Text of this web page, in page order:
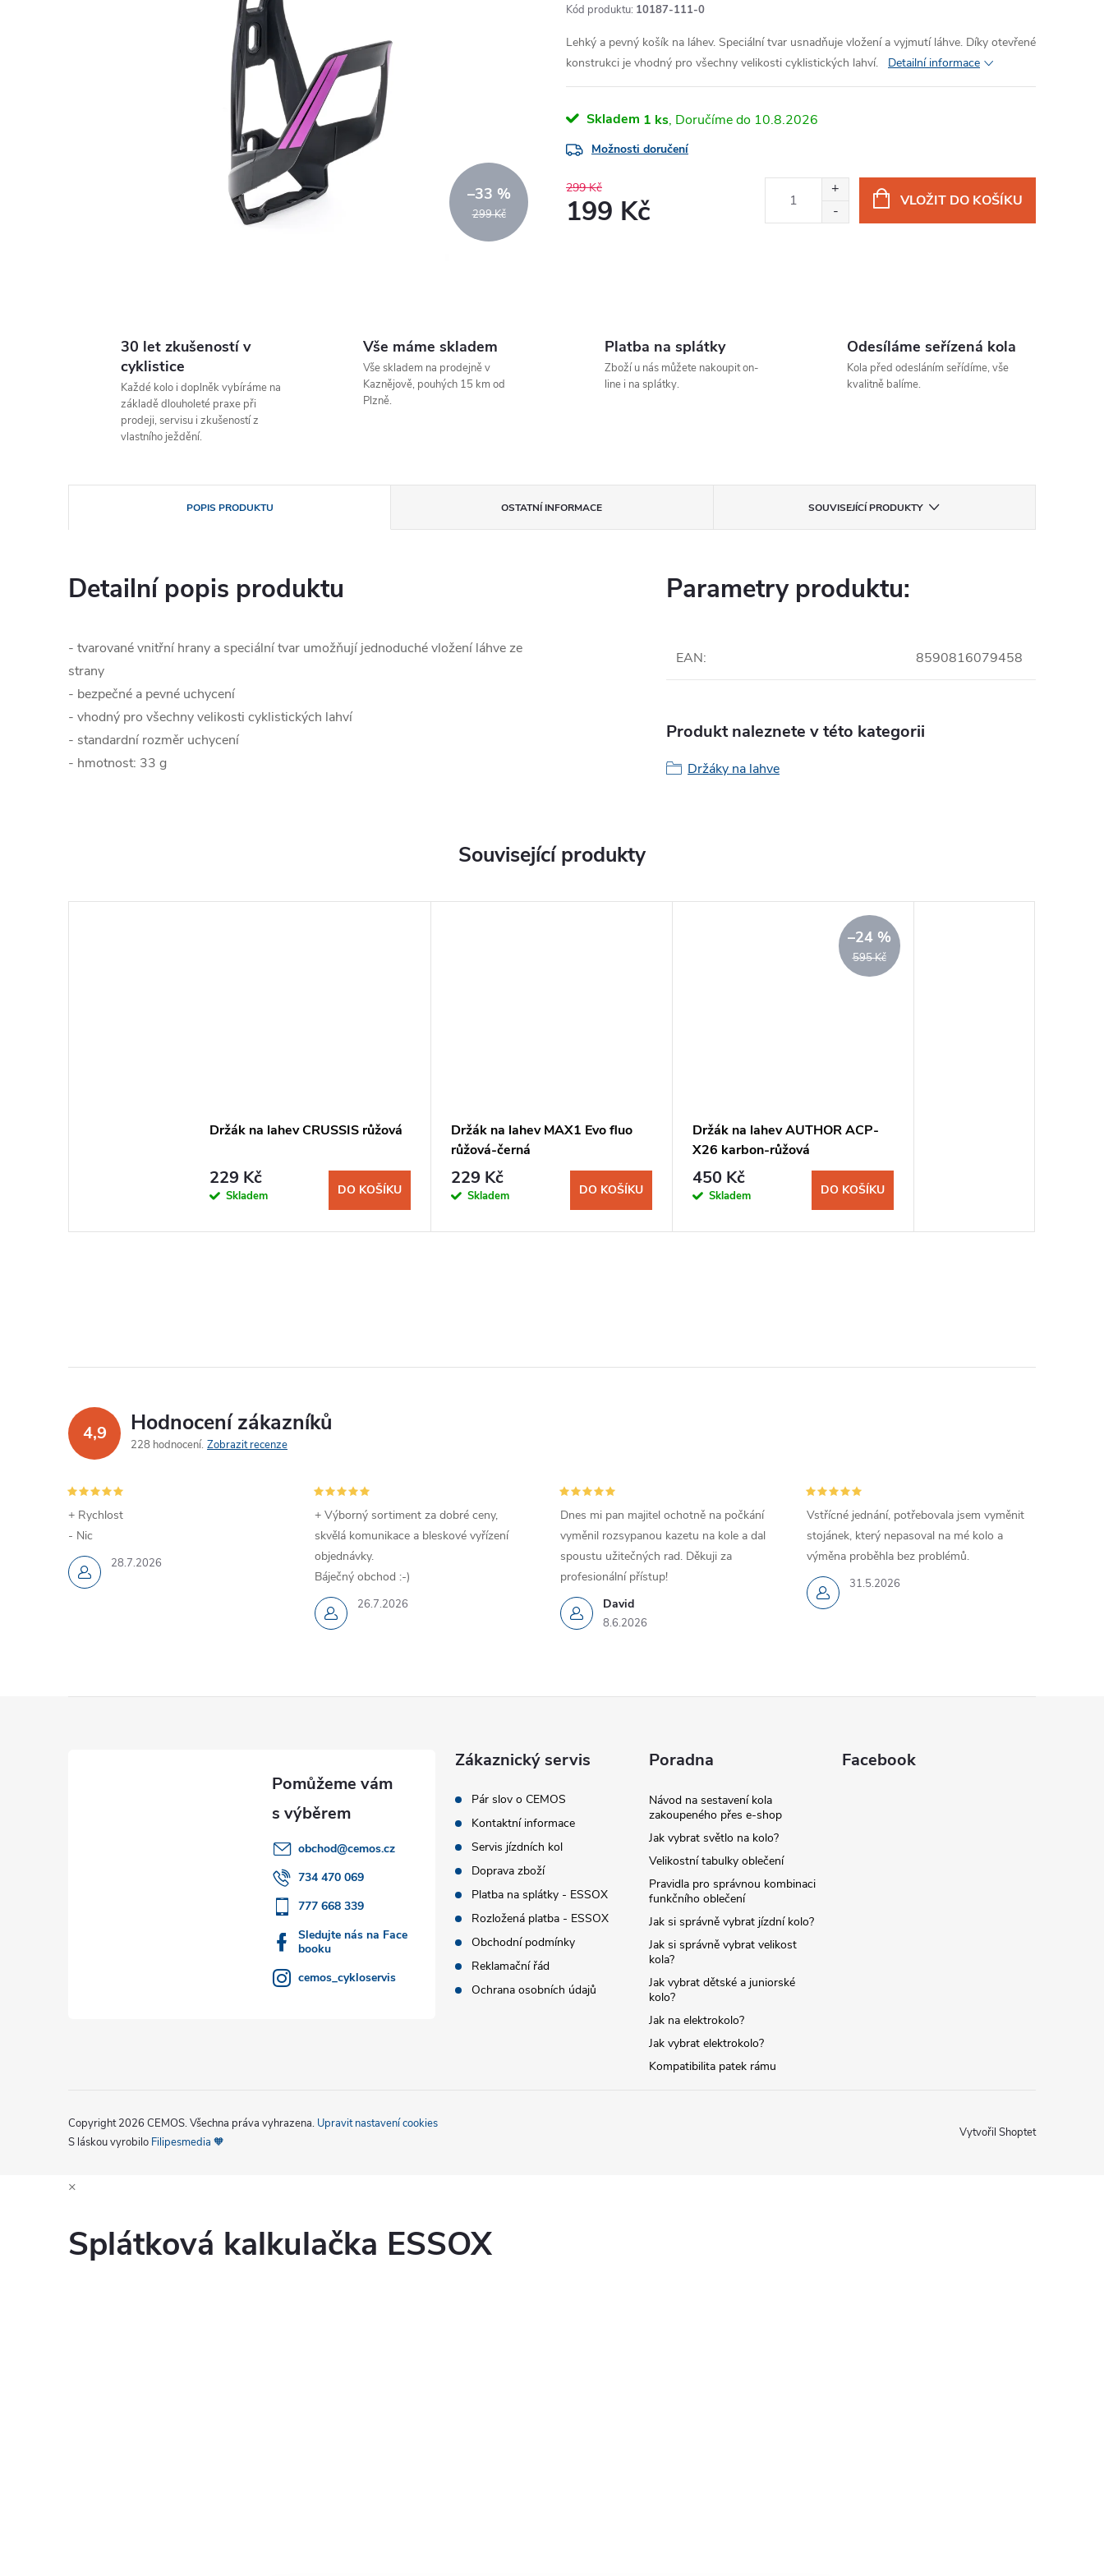
299 Kč
–33 %
Kód produktu: 10187-111-0
Lehký a pevný košík na láhev. Speciální tvar usnadňuje vložení a vyjmutí láhve. Díky otevřené
konstrukci je vhodný pro všechny velikosti cyklistických lahví.
Detailní informace
Skladem 1 ks 10.8.2026
Možnosti doručení
299 Kč
199 Kč VLOŽIT DO KOŠÍKU
30 let zkušeností v
cyklistice
Každé kolo i doplněk vybíráme na
základě dlouholeté praxe při
prodeji, servisu i zkušeností z
vlastního ježdění.
Vše máme skladem
Vše skladem na prodejně v
Kaznějově, pouhých 15 km od
Plzně.
Platba na splátky
Zboží u nás můžete nakoupit on-
line i na splátky.
Odesíláme seřízená kola
Kola před odesláním seřídíme, vše
kvalitně balíme.
POPIS PRODUKTU OSTATNÍ INFORMACE SOUVISEJÍCÍ PRODUKTY
Detailní popis produktu
- tvarované vnitřní hrany a speciální tvar umožňují jednoduché vložení láhve ze
strany
- bezpečné a pevné uchycení
- vhodný pro všechny velikosti cyklistických lahví
- standardní rozměr uchycení
- hmotnost: 33 g
Parametry produktu:
EAN: 8590816079458
Produkt naleznete v této kategorii
Držáky na lahve
Související produkty
Držák na lahev CRUSSIS růžová
229 Kč
Skladem DO KOŠÍKU
Držák na lahev MAX1 Evo fluo
růžová-černá
229 Kč
Skladem DO KOŠÍKU
595 Kč
–24 %
Držák na lahev AUTHOR ACP-
X26 karbon-růžová
450 Kč
Skladem DO KOŠÍKU
4,9 Hodnocení zákazníků
228 hodnocení Zobrazit recenze
28.7.2026
+ Rychlost
- Nic
26.7.2026
+ Výborný sortiment za dobré ceny,
skvělá komunikace a bleskové vyřízení
objednávky.
Báječný obchod :-)
David
8.6.2026
Dnes mi pan majitel ochotně na počkání
vyměnil rozsypanou kazetu na kole a dal
spoustu užitečných rad. Děkuji za
profesionální přístup!
31.5.2026
Vstřícné jednání, potřebovala jsem vyměnit
stojánek, který nepasoval na mé kolo a
výměna proběhla bez problémů.
obchod@cemos.cz
734 470 069
777 668 339
Sledujte nás na Face
booku
cemos_cykloservis
Zákaznický servis
Pár slov o CEMOS
Kontaktní informace
Servis jízdních kol
Doprava zboží
Platba na splátky - ESSOX
Rozložená platba - ESSOX
Obchodní podmínky
Reklamační řád
Ochrana osobních údajů
Poradna
Návod na sestavení kola
zakoupeného přes e-shop
Jak vybrat světlo na kolo?
Velikostní tabulky oblečení
Pravidla pro správnou kombinaci
funkčního oblečení
Jak si správně vybrat jízdní kolo?
Jak si správně vybrat velikost
kola?
Jak vybrat dětské a juniorské
kolo?
Jak na elektrokolo?
Jak vybrat elektrokolo?
Kompatibilita patek rámu
Facebook
Vytvořil Shoptet
Copyright 2026 CEMOS. Všechna práva vyhrazena. Upravit nastavení cookies
S láskou vyrobilo Filipesmedia 🧡
×
Splátková kalkulačka ESSOX